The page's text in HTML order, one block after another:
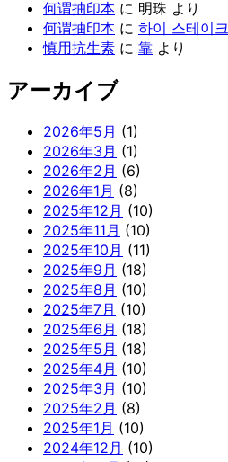
何谓抽印本 に 明珠 より
何谓抽印本 に 하이 스테이크
慎用抗生素 に 靠 より
アーカイブ
2026年5月 (1)
2026年3月 (1)
2026年2月 (6)
2026年1月 (8)
2025年12月 (10)
2025年11月 (10)
2025年10月 (11)
2025年9月 (18)
2025年8月 (10)
2025年7月 (10)
2025年6月 (18)
2025年5月 (18)
2025年4月 (10)
2025年3月 (10)
2025年2月 (8)
2025年1月 (10)
2024年12月 (10)